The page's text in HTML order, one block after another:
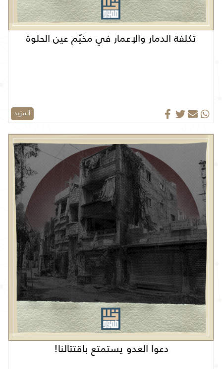
تكلفة الدمار والإعمار في مخيّم عين الحلوة
المزيد
دعوا العدو يستمتع باقتتالنا!